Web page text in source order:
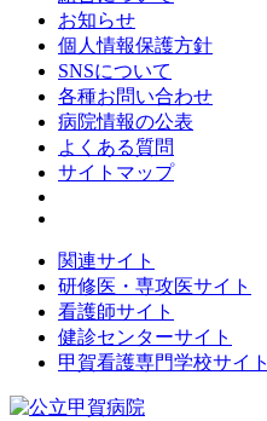
お知らせ
個人情報保護方針
SNSについて
各種お問い合わせ
病院情報の公表
よくある質問
サイトマップ
関連サイト
研修医・専攻医サイト
看護師サイト
健診センターサイト
甲賀看護専門学校サイト